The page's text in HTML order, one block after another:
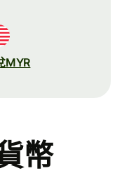
MYR
幣